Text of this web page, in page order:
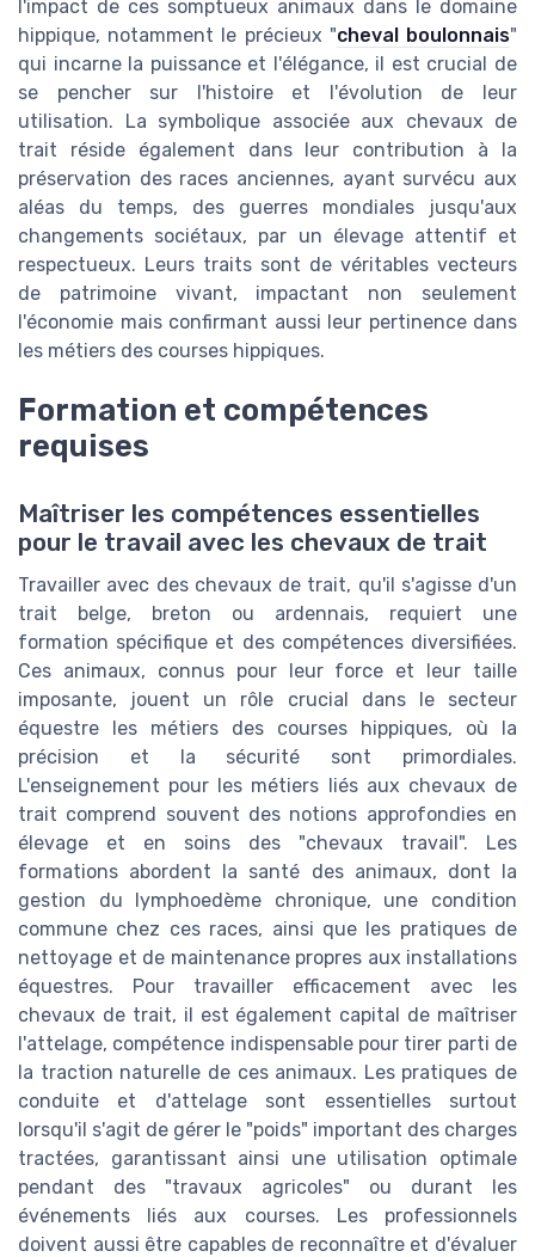
l'impact de ces somptueux animaux dans le domaine
hippique, notamment le précieux "cheval boulonnais"
qui incarne la puissance et l'élégance, il est crucial de
se pencher sur l'histoire et l'évolution de leur
utilisation. La symbolique associée aux chevaux de
trait réside également dans leur contribution à la
préservation des races anciennes, ayant survécu aux
aléas du temps, des guerres mondiales jusqu'aux
changements sociétaux, par un élevage attentif et
respectueux. Leurs traits sont de véritables vecteurs
de patrimoine vivant, impactant non seulement
l'économie mais confirmant aussi leur pertinence dans
les métiers des courses hippiques.
Formation et compétences
requises
Maîtriser les compétences essentielles
pour le travail avec les chevaux de trait
Travailler avec des chevaux de trait, qu'il s'agisse d'un
trait belge, breton ou ardennais, requiert une
formation spécifique et des compétences diversifiées.
Ces animaux, connus pour leur force et leur taille
imposante, jouent un rôle crucial dans le secteur
équestre les métiers des courses hippiques, où la
précision et la sécurité sont primordiales.
L'enseignement pour les métiers liés aux chevaux de
trait comprend souvent des notions approfondies en
élevage et en soins des "chevaux travail". Les
formations abordent la santé des animaux, dont la
gestion du lymphoedème chronique, une condition
commune chez ces races, ainsi que les pratiques de
nettoyage et de maintenance propres aux installations
équestres. Pour travailler efficacement avec les
chevaux de trait, il est également capital de maîtriser
l'attelage, compétence indispensable pour tirer parti de
la traction naturelle de ces animaux. Les pratiques de
conduite et d'attelage sont essentielles surtout
lorsqu'il s'agit de gérer le "poids" important des charges
tractées, garantissant ainsi une utilisation optimale
pendant des "travaux agricoles" ou durant les
événements liés aux courses. Les professionnels
doivent aussi être capables de reconnaître et d'évaluer